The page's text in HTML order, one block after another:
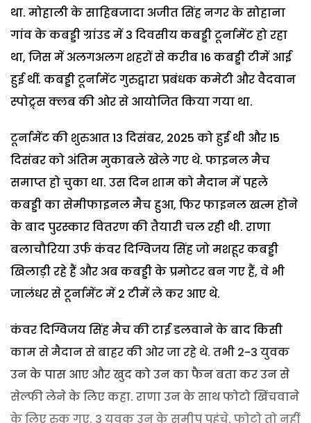
था. मोहाली के साहिबजादा अजीत सिंह नगर के सोहाना
गांव के कबड्डी ग्रांउड में 3 दिवसीय कबड्डी टूर्नामेंट हो रहा
था, जिस में अलगअलग शहरों से करीब 16 कबड्डी टीमें आई
हुई थीं. कबड्डी टूर्नामेंट गुरुद्वारा प्रबंधक कमेटी और वैदवान
स्पोट्र्स क्लब की ओर से आयोजित किया गया था.
टूर्नामेंट की शुरुआत 13 दिसंबर, 2025 को हुई थी और 15
दिसंबर को अंतिम मुकाबले खेले गए थे. फाइनल मैच
समाप्त हो चुका था. उस दिन शाम को मैदान में पहले
कबड्डी का सेमीफाइनल मैच हुआ, फिर फाइनल खत्म होने
के बाद पुरस्कार वितरण की तैयारी चल रही थी. राणा
बलाचौरिया उर्फ कंवर दिग्विजय सिंह जो मशहूर कबड्डी
खिलाड़ी रहे हैं और अब कबड्डी के प्रमोटर बन गए हैं, वे भी
जालंधर से टूर्नामेंट में 2 टीमें ले कर आए थे.
कंवर दिग्विजय सिंह मैच की टाई डलवाने के बाद किसी
काम से मैदान से बाहर की ओर जा रहे थे. तभी 2-3 युवक
उन के पास आए और खुद को उन का फैन बता कर उन से
सेल्फी लेने के लिए कहा. राणा उन के साथ फोटो खिंचवाने
के लिए रुक गए. 3 युवक उन के समीप पहुंचे. फोटो तो नहीं